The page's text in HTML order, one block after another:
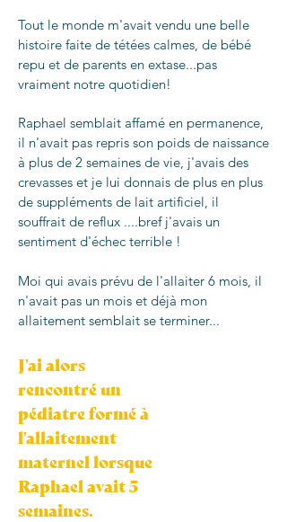
Tout le monde m'avait vendu une belle
histoire faite de tétées calmes, de bébé
repu et de parents en extase...pas
vraiment notre quotidien!
Raphael semblait affamé en permanence,
il n'avait pas repris son poids de naissance
à plus de 2 semaines de vie, j'avais des
crevasses et je lui donnais de plus en plus
de suppléments de lait artificiel, il
souffrait de reflux ....bref j'avais un
sentiment d'échec terrible !
Moi qui avais prévu de l'allaiter 6 mois, il
n'avait pas un mois et déjà mon
allaitement semblait se terminer...
J'ai alors
rencontré un
pédiatre formé à
l'allaitement
maternel lorsque
Raphael avait 5
semaines.